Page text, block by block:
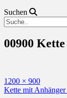
Suchen
00900
Originalgröße
1200 × 900
Beitragsnavigation
Kette mit